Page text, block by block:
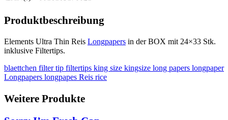
Produktbeschreibung
Elements Ultra Thin Reis Longpapers in der BOX mit 24×33 Stk.
inklusive Filtertips.
blaettchen filter tip filtertips king size kingsize long papers longpaper
Longpapers longpapes Reis rice
Weitere Produkte